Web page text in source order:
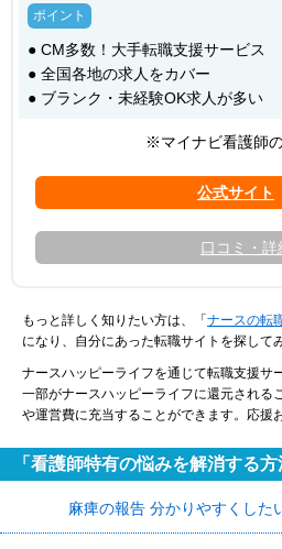
● CM多数！大手転職支援サービス
● 全国各地の求人をカバー
● ブランク・未経験OK求人が多い
※マイナビ看護師
口コミ・詳
もっと詳しく知りたい方は、「 ナースの転
になり、自分にあった転職サイトを探して
ナースハッピーライフを通じて転職支援サ
一部がナースハッピーライフに還元される
や運営費に充当することができます。応援
「看護師特有の悩みを解消する
麻痺の報告 分かりやすくした